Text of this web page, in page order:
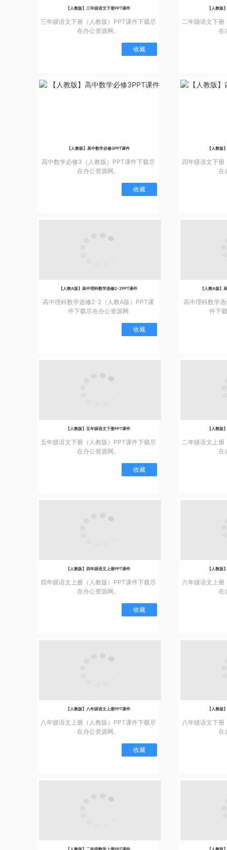
【人教版】三年级语文下册PPT课件
三年级语文下册（人教版）PPT课件下载尽
在办公资源网。
收藏
【人教版
二年级语文下册
在
【人教版】高中数学必修3PPT课件
高中数学必修3（人教版）PPT课件下载尽
在办公资源网。
收藏
【人教版
四年级语文下册
在
【人教A版】高中理科数学选修2-2PPT课件
高中理科数学选修2-2（人教A版）PPT课
件下载尽在办公资源网
收藏
【人教A版】
高中理科数学
件下
【人教版】五年级语文下册PPT课件
五年级语文下册（人教版）PPT课件下载尽
在办公资源网。
收藏
【人教版
二年级语文上册
在
【人教版】四年级语文上册PPT课件
四年级语文上册（人教版）PPT课件下载尽
在办公资源网。
收藏
【人教版
六年级语文上册
在
【人教版】八年级语文上册PPT课件
八年级语文上册（人教版）PPT课件下载尽
在办公资源网。
收藏
【人教版
八年级语文下册
在
【人教版】二年级数学上册PPT课件 【人教版